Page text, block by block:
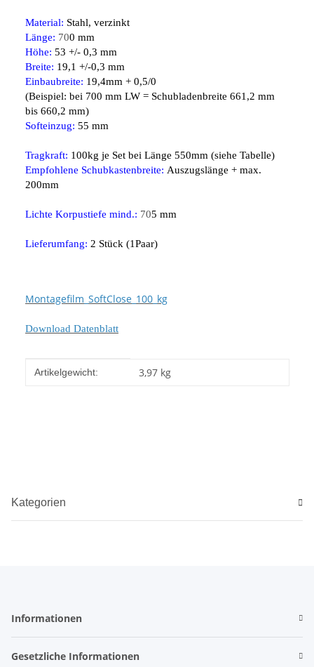
Material: Stahl, verzinkt
Länge: 700 mm
Höhe: 53 +/- 0,3 mm
Breite: 19,1 +/-0,3 mm
Einbaubreite: 19,4mm + 0,5/0
(Beispiel: bei 700 mm LW = Schubladenbreite 661,2 mm
bis 660,2 mm)
Softeinzug: 55 mm
Tragkraft: 100kg je Set bei Länge 550mm (siehe Tabelle)
Empfohlene Schubkastenbreite: Auszugslänge + max.
200mm
Lichte Korpustiefe mind.: 705 mm
Lieferumfang: 2 Stück (1Paar)
Montagefilm_SoftClose_100_kg
Download Datenblatt
Produkteigenschaft
Wert
Artikelgewicht: 3,97 kg
Kategorien
Informationen
Gesetzliche Informationen